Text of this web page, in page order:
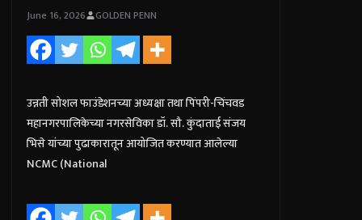
June 16, 2026 GOLDEN PENN
उन्नती सोशल फाउंडेशनच्या अध्यक्षा तथा पिंपरी-चिंचवड
महानगरपालिकेच्या नगरसेविका डॉ. सौ. कुंदाताई संजय
भिसे यांच्या पुढाकारातून आयोजित करण्यात आलेल्या
NCMC (National